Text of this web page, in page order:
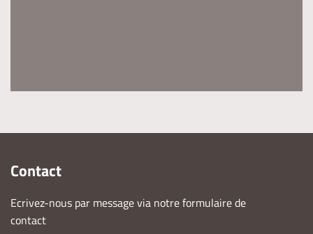
Contact
Ecrivez-nous par message via notre formulaire de
contact